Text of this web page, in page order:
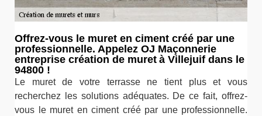
Offrez-vous le muret en ciment créé par une
professionnelle. Appelez OJ Maçonnerie
entreprise création de muret à Villejuif dans le
94800 !
Le muret de votre terrasse ne tient plus et vous
recherchez les solutions adéquates. De ce fait, offrez-
vous le muret en ciment créé par une professionnelle.